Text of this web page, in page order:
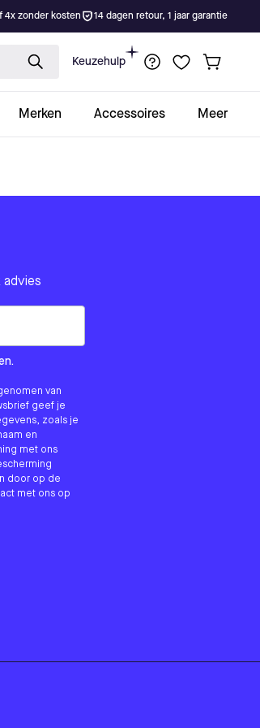
4x zonder kosten 14 dagen retour, 1 jaar garantie
Keuzehulp
Merken Accessoires Meer
advies
van
geef je
zoals je
en
met ons
door op de
met ons op